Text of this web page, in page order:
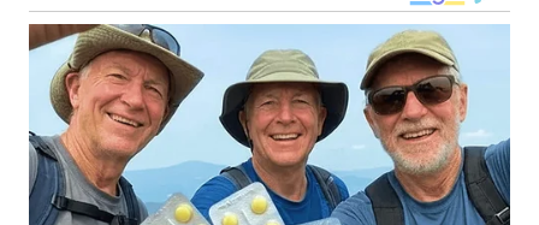
BALI
WN
KALBAR
WN
KALTENG